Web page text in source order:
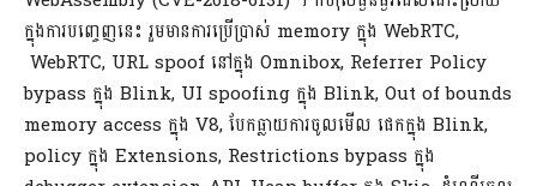
ក្នុងការបញ្ចេញនេះ រួមមានការប្រើប្រាស់ memory ក្នុង WebRTC,
WebRTC, URL spoof នៅក្នុង Omnibox, Referrer Policy
bypass ក្នុង Blink, UI spoofing ក្នុង Blink, Out of bounds
memory access ក្នុង V8, បែកធ្លាយការចូលមើល ផេកក្នុង Blink,
policy ក្នុង Extensions, Restrictions bypass ក្នុង